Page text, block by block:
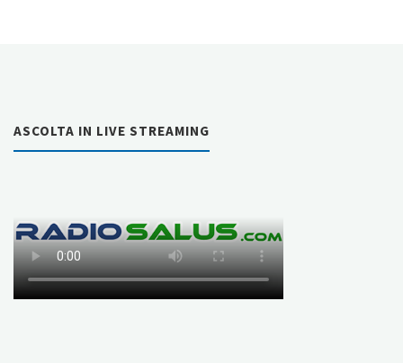
Video
tecniche
ASCOLTA IN LIVE STREAMING